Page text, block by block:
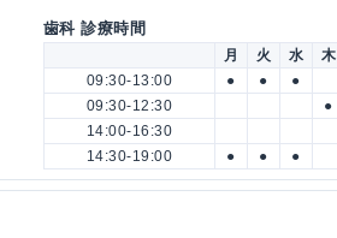
歯科 診療時間
月 火 水 木
09:30-13:00
● ● ●
09:30-12:30
●
14:00-16:30
14:30-19:00
● ● ●